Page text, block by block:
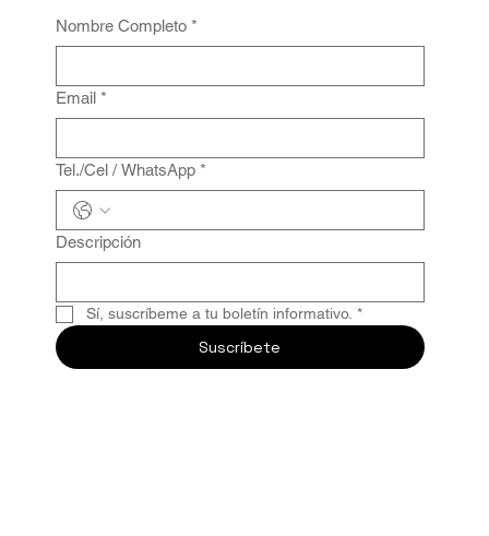
Nombre Completo *
Email *
Tel./Cel / WhatsApp *
Descripción
Sí, suscríbeme a tu boletín informativo. *
Suscríbete